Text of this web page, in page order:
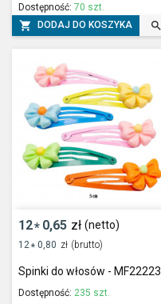
Dostępność: 70 szt.
 DODAJ DO KOSZYKA 
12* 0,65 zł (netto)
12* 0,80 zł (brutto)
Spinki do włosów - MF22223
Dostępność: 235 szt.